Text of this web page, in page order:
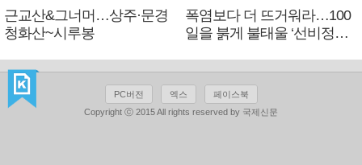
근교산&그너머…상주·문경
청화산~시루봉
폭염보다 더 뜨거워라…100
일을 붉게 불태울 ‘선비정신’
PC버전 엑스
페이스북
Copyright ⓒ 2015 All rights reserved by 국제신문